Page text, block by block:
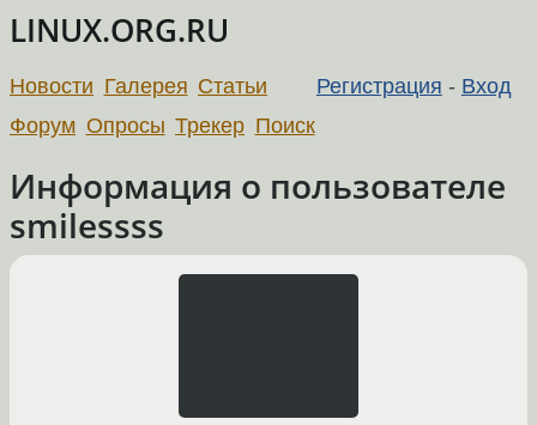
LINUX.ORG.RU
Регистрация - Вход
Новости Галерея Статьи
Форум Опросы Трекер Поиск
Информация о пользователе
smilessss